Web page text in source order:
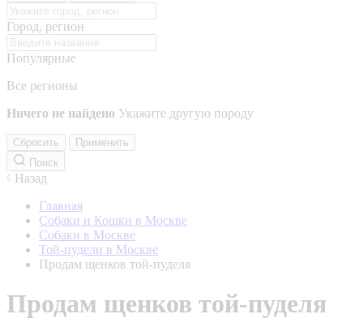
Город, регион
Популярные
Все регионы
Ничего не найдено Укажите другую породу
Сбросить
Применить
Поиск
Назад
Главная
Собаки и Кошки в Москве
Собаки в Москве
Той-пудели в Москве
Продам щенков той-пуделя
Продам щенков той-пуделя